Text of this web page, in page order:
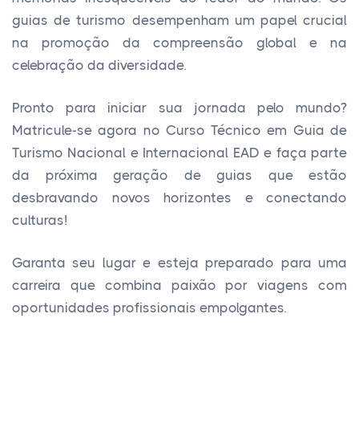
guias de turismo desempenham um papel crucial
na promoção da compreensão global e na
celebração da diversidade.
Pronto para iniciar sua jornada pelo mundo?
Matricule-se agora no Curso Técnico em Guia de
Turismo Nacional e Internacional EAD e faça parte
da próxima geração de guias que estão
desbravando novos horizontes e conectando
culturas!
Garanta seu lugar e esteja preparado para uma
carreira que combina paixão por viagens com
oportunidades profissionais empolgantes.